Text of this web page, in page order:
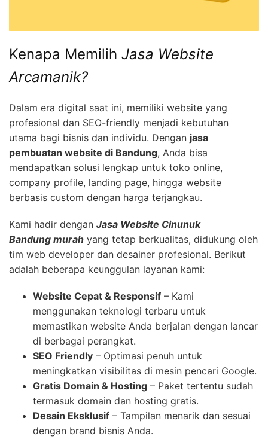
Kenapa Memilih Jasa Website
Arcamanik?
Dalam era digital saat ini, memiliki website yang
profesional dan SEO-friendly menjadi kebutuhan
utama bagi bisnis dan individu. Dengan jasa
pembuatan website di Bandung, Anda bisa
mendapatkan solusi lengkap untuk toko online,
company profile, landing page, hingga website
berbasis custom dengan harga terjangkau.
Kami hadir dengan Jasa Website Cinunuk
Bandung murah yang tetap berkualitas, didukung oleh
tim web developer dan desainer profesional. Berikut
adalah beberapa keunggulan layanan kami:
Website Cepat & Responsif – Kami
menggunakan teknologi terbaru untuk
memastikan website Anda berjalan dengan lancar
di berbagai perangkat.
SEO Friendly – Optimasi penuh untuk
meningkatkan visibilitas di mesin pencari Google.
Gratis Domain & Hosting – Paket tertentu sudah
termasuk domain dan hosting gratis.
Desain Eksklusif – Tampilan menarik dan sesuai
dengan brand bisnis Anda.